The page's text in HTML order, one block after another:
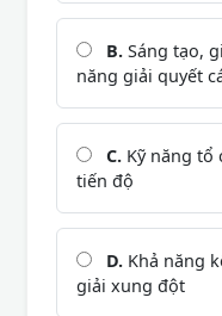
B. Sáng tạo,
năng giải quyết
C. Kỹ năng tổ
tiến độ
D. Khả năng
giải xung đột